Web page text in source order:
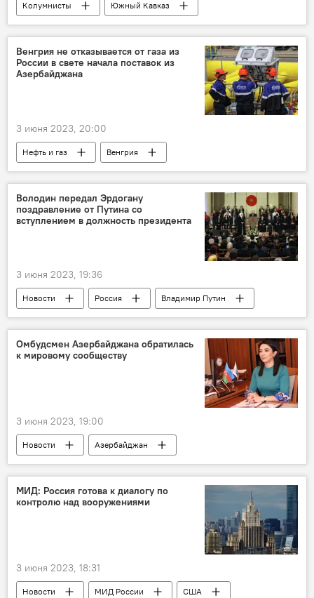
Колумнисты
Южный Кавказ
Политика
ЕС
мнение
Венгрия не отказывается от газа из
России в свете начала поставок из
Азербайджана
3 июня 2023, 20:00
Нефть и газ
Венгрия
Петер Сийярто
Газ
Россия
диверсификация
Володин передал Эрдогану
поздравление от Путина со
вступлением в должность президента
3 июня 2023, 19:36
Новости Россия
Владимир Путин
Вячеслав Володин
Поздравления
Турция
Реджеп Тайип Эрдоган
Инаугурация
Омбудсмен Азербайджана обратилась
к мировому сообществу
3 июня 2023, 19:00
Новости
Азербайджан
омбудсмен АР Сабина Алиева
Шуша
массовое захоронение
Армения
Азербайджанцы
Этнические чистки
МИД: Россия готова к диалогу по
контролю над вооружениями
3 июня 2023, 18:31
Новости МИД России
США